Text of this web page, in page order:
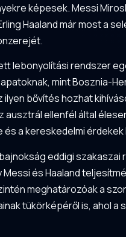
képesek. Messi
Haaland már most a
lebonyolítási rendszer
mint Bosznia-
bővítés hozhat
ausztrál ellenfél által
a kereskedelmi
eddigi szakaszai
és Haaland
meghatározóak a
tükörképéről is, ahol